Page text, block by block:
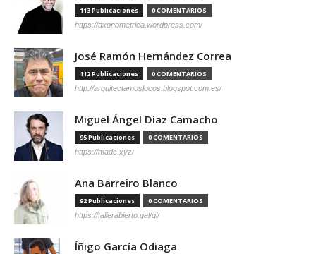
113 Publicaciones 0 COMENTARIOS
https://axonometrica.wordpress.com/
José Ramón Hernández Correa
112 Publicaciones 0 COMENTARIOS
http://arquitectamoslocos.blogspot.com.es/
Miguel Ángel Díaz Camacho
95 Publicaciones 0 COMENTARIOS
https://madc.xyz/
Ana Barreiro Blanco
92 Publicaciones 0 COMENTARIOS
https://tallerabierto.gal/gl/
Íñigo García Odiaga